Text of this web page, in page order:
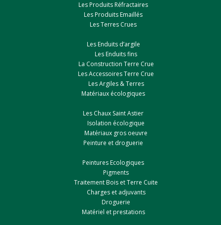
Les Produits Réfractaires
Les Produits Emaillés
Les Terres Crues
Les Enduits d’argile
Les Enduits fins
La Construction Terre Crue
Les Accessoires Terre Crue
Les Argiles & Terres
Matériaux écologiques
Les Chaux Saint Astier
Isolation écologique
Matériaux gros oeuvre
Peinture et droguerie
Peintures Ecologiques
Pigments
Traitement Bois et Terre Cuite
Charges et adjuvants
Droguerie
Matériel et prestations